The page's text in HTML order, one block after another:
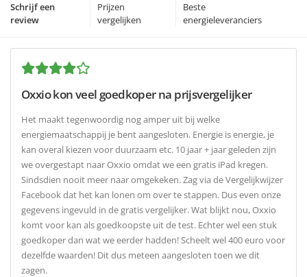
Schrijf een
review
Prijzen
vergelijken
Beste
energieleveranciers
Oxxio kon veel goedkoper na prijsvergelijker
Het maakt tegenwoordig nog amper uit bij welke
energiemaatschappij je bent aangesloten. Energie is energie, je
kan overal kiezen voor duurzaam etc. 10 jaar + jaar geleden zijn
we overgestapt naar Oxxio omdat we een gratis iPad kregen.
Sindsdien nooit meer naar omgekeken. Zag via de Vergelijkwijzer
Facebook dat het kan lonen om over te stappen. Dus even onze
gegevens ingevuld in de gratis vergelijker. Wat blijkt nou, Oxxio
komt voor kan als goedkoopste uit de test. Echter wel een stuk
goedkoper dan wat we eerder hadden! Scheelt wel 400 euro voor
dezelfde waarden! Dit dus meteen aangesloten toen we dit
zagen.